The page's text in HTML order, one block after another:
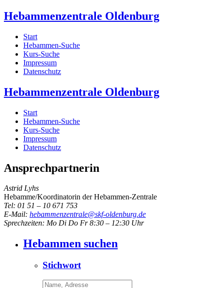
Hebammenzentrale Oldenburg
Start
Hebammen-Suche
Kurs-Suche
Impressum
Datenschutz
Hebammenzentrale Oldenburg
Start
Hebammen-Suche
Kurs-Suche
Impressum
Datenschutz
Ansprechpartnerin
Astrid Lyhs
Hebamme/Koordinatorin der Hebammen-Zentrale
Tel: 01 51 – 10 671 753
E-Mail: hebammenzentrale@skf-oldenburg.de
Sprechzeiten: Mo Di Do Fr 8:30 – 12:30 Uhr
Hebammen suchen
Stichwort